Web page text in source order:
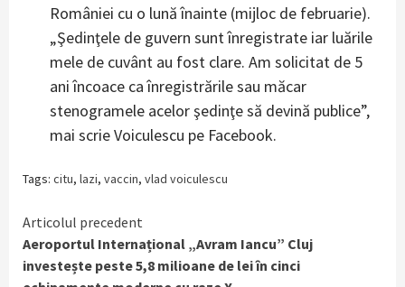
României cu o lună înainte (mijloc de februarie).
„Şedinţele de guvern sunt înregistrate iar luările
mele de cuvânt au fost clare. Am solicitat de 5
ani încoace ca înregistrările sau măcar
stenogramele acelor şedinţe să devină publice”,
mai scrie Voiculescu pe Facebook.
Tags: citu, lazi, vaccin, vlad voiculescu
Continue
Reading
Articolul precedent
Aeroportul Internațional „Avram Iancu” Cluj
investește peste 5,8 milioane de lei în cinci